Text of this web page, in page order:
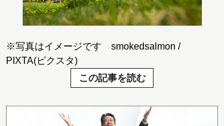
※写真はイメージです smokedsalmon /
PIXTA(ピクスタ)
この記事を読む